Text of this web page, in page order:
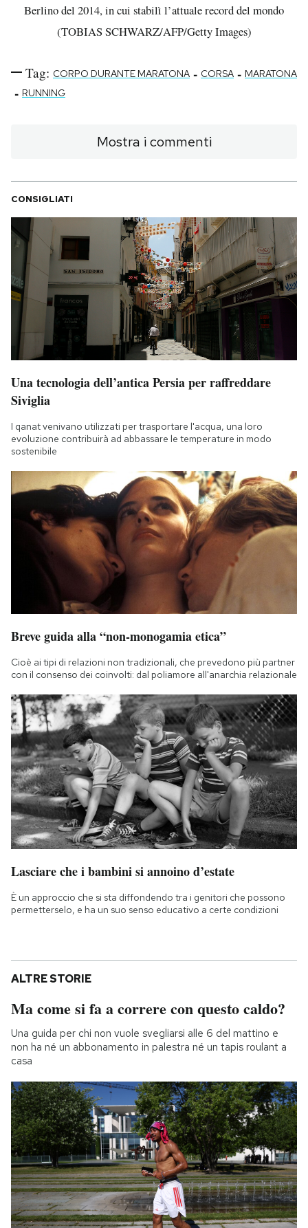
Berlino del 2014, in cui stabilì l’attuale record del mondo
(TOBIAS SCHWARZ/AFP/Getty Images)
Tag: CORPO DURANTE MARATONA - CORSA - MARATONA
- RUNNING
Mostra i commenti
CONSIGLIATI
Una tecnologia dell’antica Persia per raffreddare
Siviglia
I qanat venivano utilizzati per trasportare l'acqua, una loro
evoluzione contribuirà ad abbassare le temperature in modo
sostenibile
Breve guida alla “non-monogamia etica”
Cioè ai tipi di relazioni non tradizionali, che prevedono più partner
con il consenso dei coinvolti: dal poliamore all'anarchia relazionale
Lasciare che i bambini si annoino d’estate
È un approccio che si sta diffondendo tra i genitori che possono
permetterselo, e ha un suo senso educativo a certe condizioni
ALTRE STORIE
Ma come si fa a correre con questo caldo?
Una guida per chi non vuole svegliarsi alle 6 del mattino e
non ha né un abbonamento in palestra né un tapis roulant a
casa